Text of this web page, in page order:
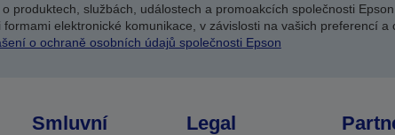
produktech, službách, událostech a promoakcích společnosti
formami elektronické komunikace, v závislosti na vašich preferencí a
o ochraně osobních údajů společnosti Epson
Smluvní
Legal